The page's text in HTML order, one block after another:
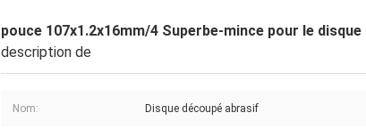
pouce 107x1.2x16mm/4 Superbe-mince pour le
description de
Nom: Disque découpé abrasif